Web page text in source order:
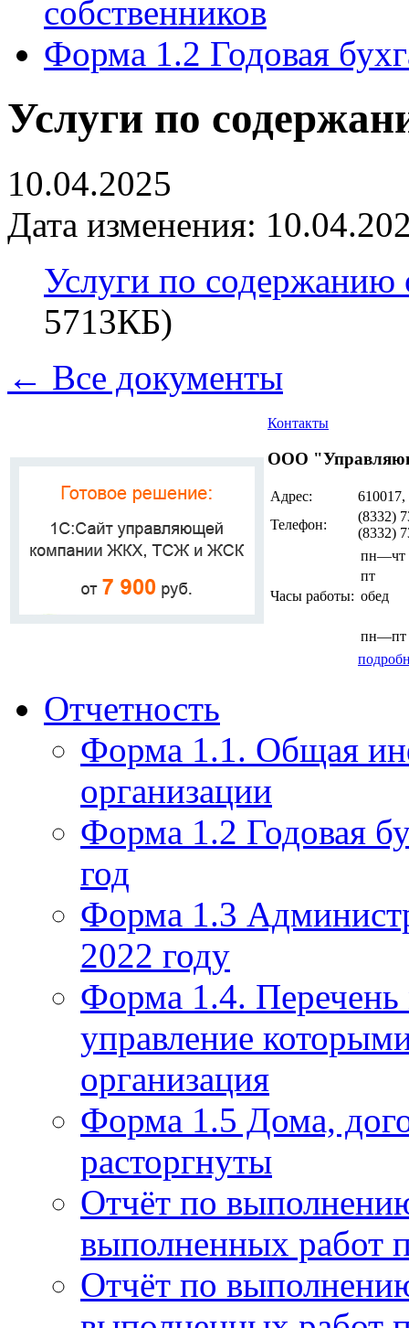
собственников
Форма 1.2 Годовая
Услуги по
10.04.2025
Дата изменения:
Услуги по
5713КБ)
← Все документы
Контакты
ООО
Адрес:
Телефон:
(8332)
(8332)
Часы работы:
пн—чт
пт
обед
пн—пт
Отчетность
Форма 1.1. Общая
организации
Форма 1.2 Годовая
год
Форма 1.3
2022 году
Форма 1.4.
управление
организация
Форма 1.5 Дома,
расторгнуты
Отчёт по
выполненных работ
Отчёт по